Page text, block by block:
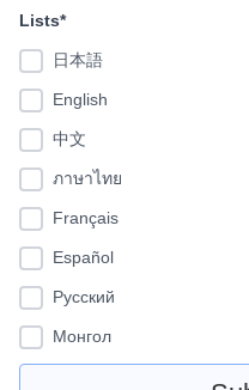
Lists*
日本語
English
中文
ภาษาไทย
Français
Español
Pусский
Монгол